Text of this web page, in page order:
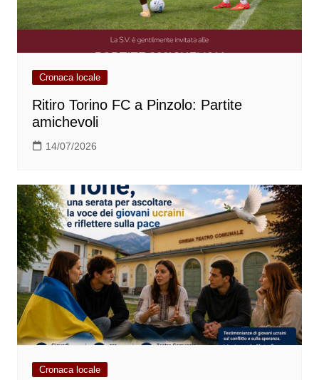
Cronaca locale
Ritiro Torino FC a Pinzolo: Partite
amichevoli
14/07/2026
Cronaca locale